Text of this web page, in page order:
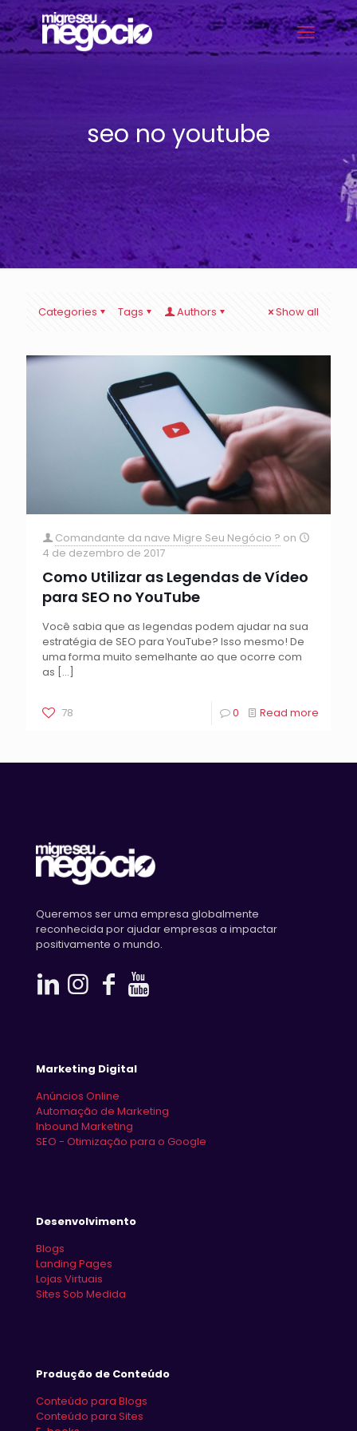
seo no youtube
Categories Tags Authors Show all
Comandante da nave Migre Seu Negócio ? on
4 de dezembro de 2017
Como Utilizar as Legendas de Vídeo
para SEO no YouTube
Você sabia que as legendas podem ajudar na sua
estratégia de SEO para YouTube? Isso mesmo! De
uma forma muito semelhante ao que ocorre com
as […]
78 0 Read more
Queremos ser uma empresa globalmente
reconhecida por ajudar empresas a impactar
positivamente o mundo.
Marketing Digital
Anúncios Online
Automação de Marketing
Inbound Marketing
SEO - Otimização para o Google
Desenvolvimento
Blogs
Landing Pages
Lojas Virtuais
Sites Sob Medida
Produção de Conteúdo
Conteúdo para Blogs
Conteúdo para Sites